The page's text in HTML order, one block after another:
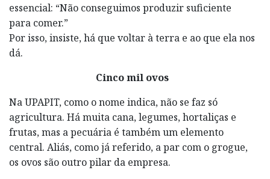
essencial: “Não conseguimos produzir suficiente
para comer.”
Por isso, insiste, há que voltar à terra e ao que ela nos
dá.
Cinco mil ovos
Na UPAPIT, como o nome indica, não se faz só
agricultura. Há muita cana, legumes, hortaliças e
frutas, mas a pecuária é também um elemento
central. Aliás, como já referido, a par com o grogue,
os ovos são outro pilar da empresa.